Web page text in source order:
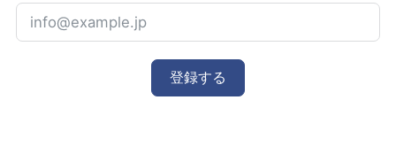
登録する